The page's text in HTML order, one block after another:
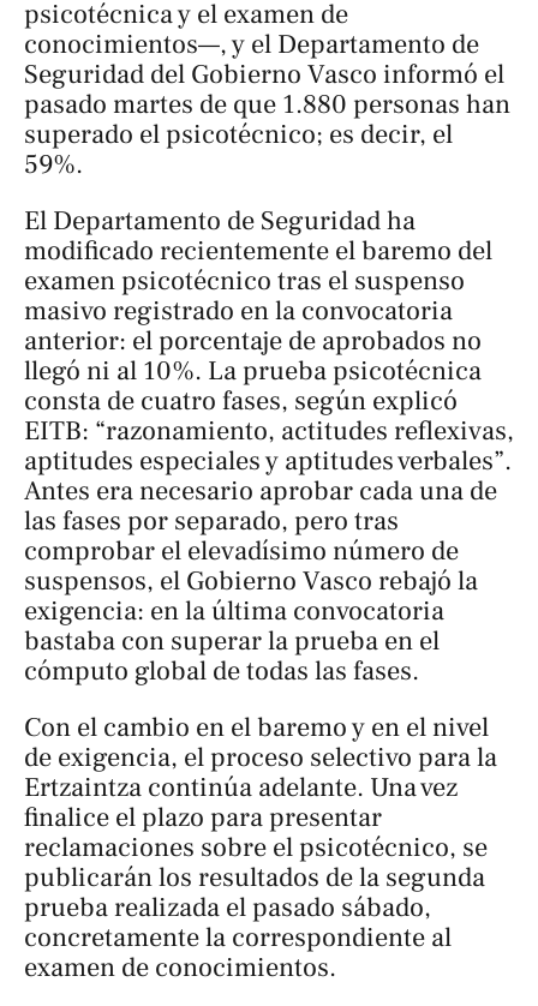
psicotécnica y el examen de
conocimientos—, y el Departamento de
Seguridad del Gobierno Vasco informó el
pasado martes de que 1.880 personas han
superado el psicotécnico; es decir, el
59%.
El Departamento de Seguridad ha
modificado recientemente el baremo del
examen psicotécnico tras el suspenso
masivo registrado en la convocatoria
anterior: el porcentaje de aprobados no
llegó ni al 10%. La prueba psicotécnica
consta de cuatro fases, según explicó
EITB: “razonamiento, actitudes reflexivas,
aptitudes especiales y aptitudes verbales”.
Antes era necesario aprobar cada una de
las fases por separado, pero tras
comprobar el elevadísimo número de
suspensos, el Gobierno Vasco rebajó la
exigencia: en la última convocatoria
bastaba con superar la prueba en el
cómputo global de todas las fases.
Con el cambio en el baremo y en el nivel
de exigencia, el proceso selectivo para la
Ertzaintza continúa adelante. Una vez
finalice el plazo para presentar
reclamaciones sobre el psicotécnico, se
publicarán los resultados de la segunda
prueba realizada el pasado sábado,
concretamente la correspondiente al
examen de conocimientos.